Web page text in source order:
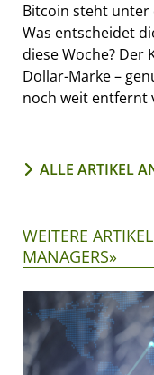
Bitcoin steht unter
Was entscheidet
diese Woche? Der
Dollar-Marke –
noch weit entfernt
ALLE ARTIKEL
WEITERE
MANAGERS»